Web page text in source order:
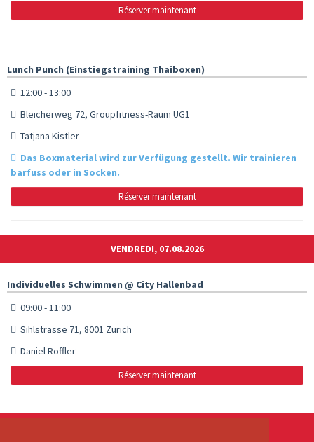
Réserver maintenant
Lunch Punch (Einstiegstraining Thaiboxen)
12:00 - 13:00
Bleicherweg 72, Groupfitness-Raum UG1
Tatjana Kistler
Das Boxmaterial wird zur Verfügung gestellt. Wir trainieren
barfuss oder in Socken.
Réserver maintenant
VENDREDI, 07.08.2026
Individuelles Schwimmen @ City Hallenbad
09:00 - 11:00
Sihlstrasse 71, 8001 Zürich
Daniel Roffler
Réserver maintenant